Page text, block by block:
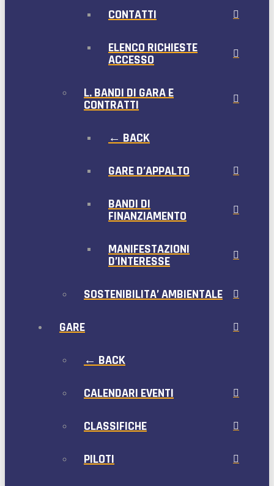
CONTATTI
ELENCO RICHIESTE
ACCESSO
L. BANDI DI GARA E
CONTRATTI
← BACK
GARE D’APPALTO
BANDI DI
FINANZIAMENTO
MANIFESTAZIONI
D’INTERESSE
SOSTENIBILITA’ AMBIENTALE
GARE
← BACK
CALENDARI EVENTI
CLASSIFICHE
PILOTI